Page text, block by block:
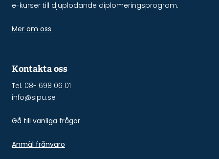
e-kurser till djuplodande diplomeringsprogram.
Mer om oss
Kontakta oss
Tel. 08- 698 06 01
info@sipu.se
Gå till vanliga frågor
Anmäl frånvaro